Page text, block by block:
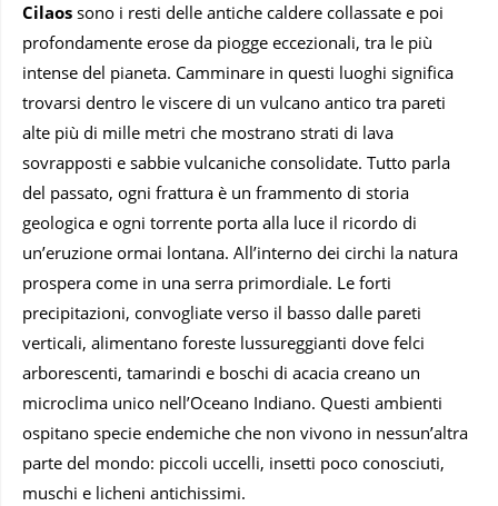
Cilaos sono i resti delle antiche caldere collassate e poi
profondamente erose da piogge eccezionali, tra le più
intense del pianeta. Camminare in questi luoghi significa
trovarsi dentro le viscere di un vulcano antico tra pareti
alte più di mille metri che mostrano strati di lava
sovrapposti e sabbie vulcaniche consolidate. Tutto parla
del passato, ogni frattura è un frammento di storia
geologica e ogni torrente porta alla luce il ricordo di
un’eruzione ormai lontana. All’interno dei circhi la natura
prospera come in una serra primordiale. Le forti
precipitazioni, convogliate verso il basso dalle pareti
verticali, alimentano foreste lussureggianti dove felci
arborescenti, tamarindi e boschi di acacia creano un
microclima unico nell’Oceano Indiano. Questi ambienti
ospitano specie endemiche che non vivono in nessun’altra
parte del mondo: piccoli uccelli, insetti poco conosciuti,
muschi e licheni antichissimi.